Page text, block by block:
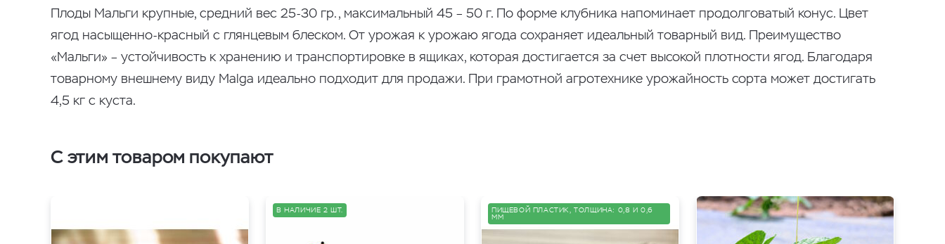
Плоды Мальги крупные, средний вес 25-30 гр., максимальный 45 – 50 г. По форме клубника напоминает продолговатый конус. Цвет
ягод насыщенно-красный с глянцевым блеском. От урожая к урожаю ягода сохраняет идеальный товарный вид. Преимущество
«Мальги» – устойчивость к хранению и транспортировке в ящиках, которая достигается за счет высокой плотности ягод. Благодаря
товарному внешнему виду Malga идеально подходит для продажи. При грамотной агротехнике урожайность сорта может достигать
4,5 кг с куста.
С этим товаром покупают
В НАЛИЧИЕ 2 ШТ. ПИЩЕВОЙ ПЛАСТИК, ТОЛЩИНА: 0,8 И 0,6
ММ